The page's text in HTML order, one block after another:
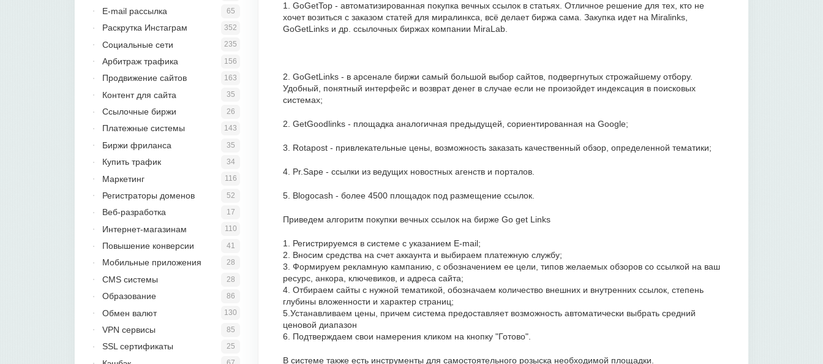
1. GoGetTop - автоматизированная покупка вечных ссылок в статьях. Отличное решение для тех, кто не
хочет возиться с заказом статей для миралинкса, всё делает биржа сама. Закупка идет на Miralinks,
GoGetLinks и др. ссылочных биржах компании MiraLab.
2. GoGetLinks - в арсенале биржи самый большой выбор сайтов, подвергнутых строжайшему отбору.
Удобный, понятный интерфейс и возврат денег в случае если не произойдет индексация в поисковых
системах;
2. GetGoodlinks - площадка аналогичная предыдущей, сориентированная на Google;
3. Rotapost - привлекательные цены, возможность заказать качественный обзор, определенной тематики;
4. Pr.Sape - ссылки из ведущих новостных агенств и порталов.
5. Blogocash - более 4500 площадок под размещение ссылок.
Приведем алгоритм покупки вечных ссылок на бирже Go get Links
1. Регистрируемся в системе с указанием E-mail;
2. Вносим средства на счет аккаунта и выбираем платежную службу;
3. Формируем рекламную кампанию, с обозначением ее цели, типов желаемых обзоров со ссылкой на ваш
ресурс, анкора, ключевиков, и адреса сайта;
4. Отбираем сайты с нужной тематикой, обозначаем количество внешних и внутренних ссылок, степень
глубины вложенности и характер страниц;
5.Устанавливаем цены, причем система предоставляет возможность автоматически выбрать средний
ценовой диапазон
6. Подтверждаем свои намерения кликом на кнопку "Готово".
В системе также есть инструменты для самостоятельного розыска необходимой площадки.
65
E-mail рассылка
352
Раскрутка Инстаграм
235
Социальные сети
156
Арбитраж трафика
163
Продвижение сайтов
35
Контент для сайта
26
Ссылочные биржи
143
Платежные системы
35
Биржи фриланса
34
Купить трафик
116
Маркетинг
52
Регистраторы доменов
17
Веб-разработка
110
Интернет-магазинам
41
Повышение конверсии
28
Мобильные приложения
28
CMS системы
86
Образование
130
Обмен валют
85
VPN сервисы
25
SSL сертификаты